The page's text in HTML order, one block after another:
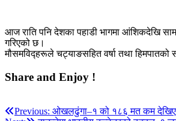
आज राति पनि देशका पहाडी भागमा आंशिकदेखि
गरिएको छ।
मौसमविद्हरूले चट्याङसहित वर्षा तथा हिमपातको
Share and Enjoy !
Post
Previous: ओखलढुंगा–१ को १८६ मत कम